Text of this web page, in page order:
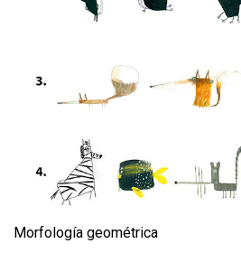
Morfología geométrica